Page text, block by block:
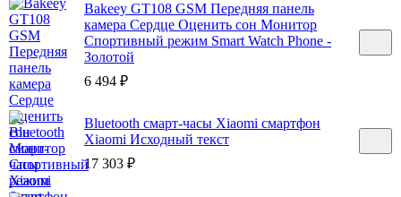
Bakeey GT108 GSM Передняя панель
камера Сердце Оценить сон Монитор
Спортивный режим Smart Watch Phone -
Золотой
6 494 ₽
Bluetooth смарт-часы Xiaomi смартфон
Xiaomi Исходный текст
17 303 ₽